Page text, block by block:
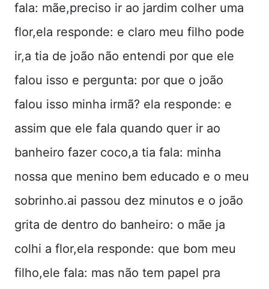
fala: mãe,preciso ir ao jardim colher uma
flor,ela responde: e claro meu filho pode
ir,a tia de joão não entendi por que ele
falou isso e pergunta: por que o joão
falou isso minha irmã? ela responde: e
assim que ele fala quando quer ir ao
banheiro fazer coco,a tia fala: minha
nossa que menino bem educado e o meu
sobrinho.ai passou dez minutos e o joão
grita de dentro do banheiro: o mãe ja
colhi a flor,ela responde: que bom meu
filho,ele fala: mas não tem papel pra